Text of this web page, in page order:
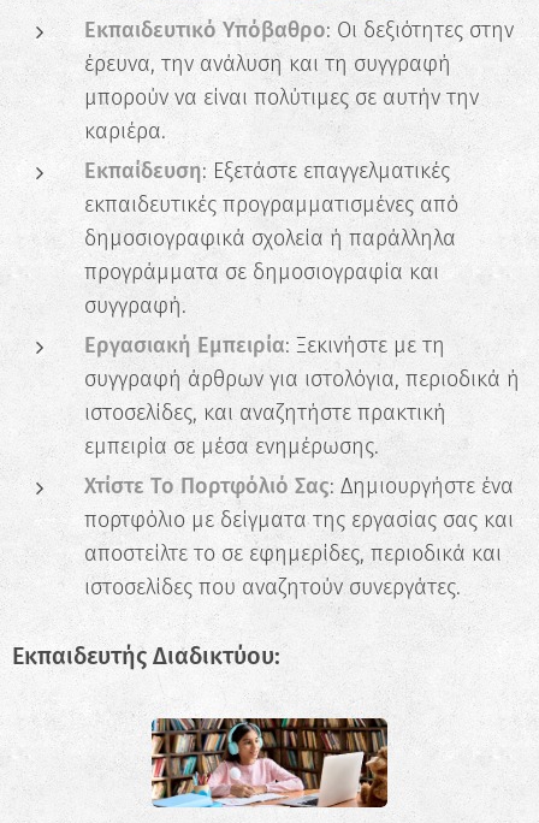
Εκπαιδευτικό Υπόβαθρο: Οι δεξιότητες στην
έρευνα, την ανάλυση και τη συγγραφή
μπορούν να είναι πολύτιμες σε αυτήν την
καριέρα.
Εκπαίδευση: Εξετάστε επαγγελματικές
εκπαιδευτικές προγραμματισμένες από
δημοσιογραφικά σχολεία ή παράλληλα
προγράμματα σε δημοσιογραφία και
συγγραφή.
Εργασιακή Εμπειρία: Ξεκινήστε με τη
συγγραφή άρθρων για ιστολόγια, περιοδικά ή
ιστοσελίδες, και αναζητήστε πρακτική
εμπειρία σε μέσα ενημέρωσης.
Χτίστε Το Πορτφόλιό Σας: Δημιουργήστε ένα
πορτφόλιο με δείγματα της εργασίας σας και
αποστείλτε το σε εφημερίδες, περιοδικά και
ιστοσελίδες που αναζητούν συνεργάτες.
Εκπαιδευτής Διαδικτύου: